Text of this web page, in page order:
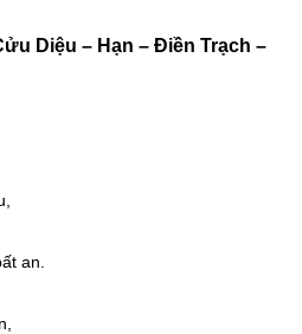
Diệu – Hạn – Điền Trạch –
an.